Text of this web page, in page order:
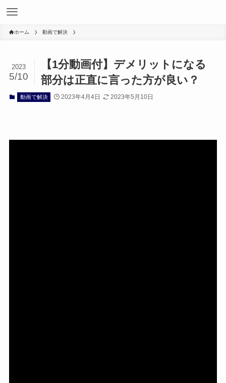
ホーム 動画で解決
【1分動画付】デメリットになる
部分は正直に言った方が良い？
2023
5/10
動画で解決 2023年4月4日 2023年5月10日